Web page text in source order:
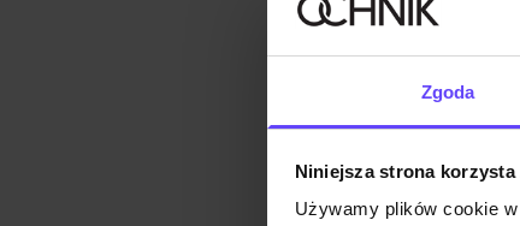
Zgoda
Niniejsza strona
Używamy plików cookie